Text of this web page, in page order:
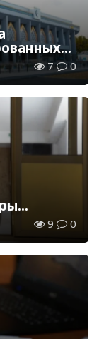
7 0
9 0